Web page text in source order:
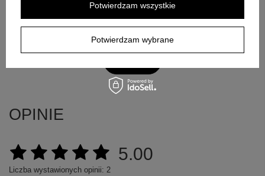
OPINIE
5.00
Liczba wystawionych opinii: 2
Potwierdzam wybrane
Potwierdzam wszystkie